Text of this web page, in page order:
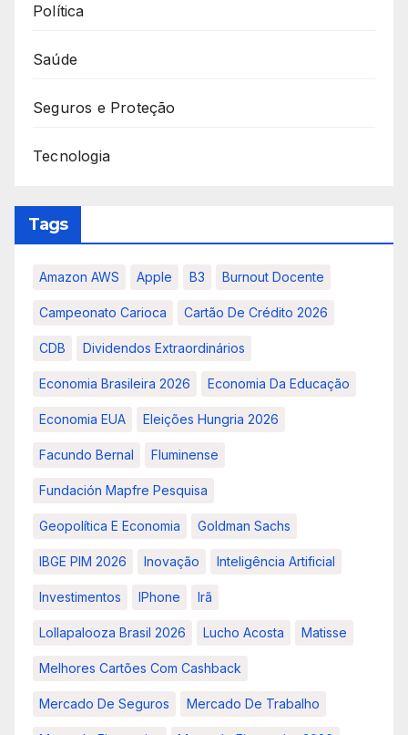
Política
Saúde
Seguros e Proteção
Tecnologia
Tags
Amazon AWS Apple B3 Burnout Docente
Campeonato Carioca Cartão De Crédito 2026
CDB Dividendos Extraordinários
Economia Brasileira 2026 Economia Da Educação
Economia EUA Eleições Hungria 2026
Facundo Bernal Fluminense
Fundación Mapfre Pesquisa
Geopolítica E Economia Goldman Sachs
IBGE PIM 2026 Inovação Inteligência Artificial
Investimentos IPhone Irã
Lollapalooza Brasil 2026 Lucho Acosta Matisse
Melhores Cartões Com Cashback
Mercado De Seguros Mercado De Trabalho